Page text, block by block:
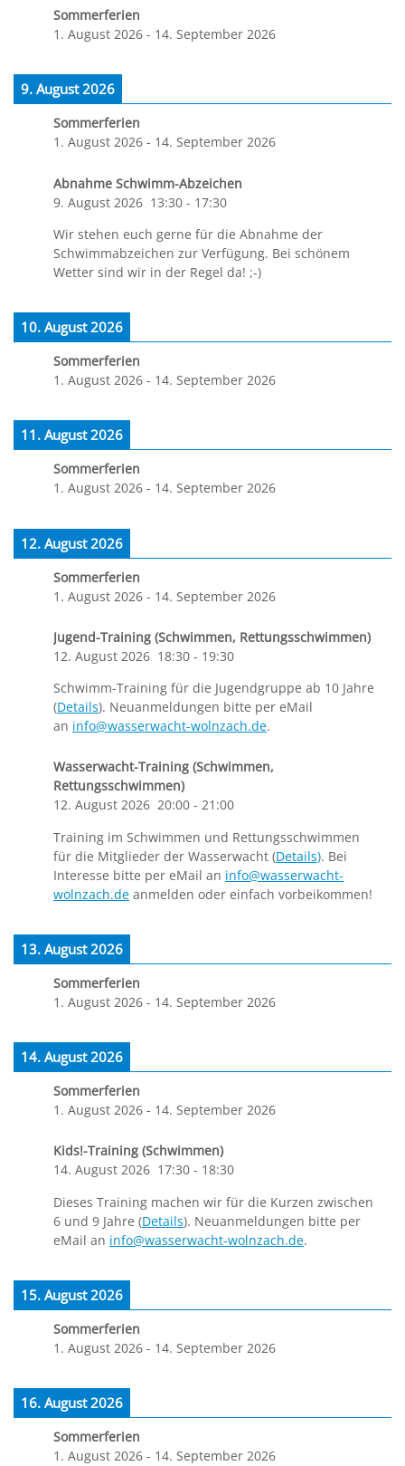
Sommerferien
1. August 2026 - 14. September 2026
9. August 2026
Sommerferien
1. August 2026 - 14. September 2026
Abnahme Schwimm-Abzeichen
9. August 2026 13:30 - 17:30
Wir stehen euch gerne für die Abnahme der
Schwimmabzeichen zur Verfügung. Bei schönem
Wetter sind wir in der Regel da! ;-)
10. August 2026
Sommerferien
1. August 2026 - 14. September 2026
11. August 2026
Sommerferien
1. August 2026 - 14. September 2026
12. August 2026
Sommerferien
1. August 2026 - 14. September 2026
Jugend-Training (Schwimmen, Rettungsschwimmen)
12. August 2026 18:30 - 19:30
Schwimm-Training für die Jugendgruppe ab 10 Jahre
(Details). Neuanmeldungen bitte per eMail
an info@wasserwacht-wolnzach.de.
Wasserwacht-Training (Schwimmen,
Rettungsschwimmen)
12. August 2026 20:00 - 21:00
Training im Schwimmen und Rettungsschwimmen
für die Mitglieder der Wasserwacht (Details). Bei
Interesse bitte per eMail an info@wasserwacht-
wolnzach.de anmelden oder einfach vorbeikommen!
13. August 2026
Sommerferien
1. August 2026 - 14. September 2026
14. August 2026
Sommerferien
1. August 2026 - 14. September 2026
Kids!-Training (Schwimmen)
14. August 2026 17:30 - 18:30
Dieses Training machen wir für die Kurzen zwischen
6 und 9 Jahre (Details). Neuanmeldungen bitte per
eMail an info@wasserwacht-wolnzach.de.
15. August 2026
Sommerferien
1. August 2026 - 14. September 2026
16. August 2026
Sommerferien
1. August 2026 - 14. September 2026